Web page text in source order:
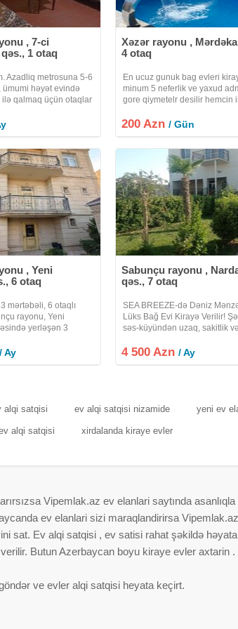
, 7-ci
1 otaq
Azadliq metrosuna 5-6
ümumi həyət evində
ilə qalmaq üçün otaqlar
qalir) Qaz, su, işiq
Xəzər rayonu ,
4 otaq
En ucuz gunuk bag evleri
minum 5 neferlik ve yaxud
gore qiymetelr desilir hemcin
olunur hefde sonlarda
200 Azn/ Gün
, Yeni
6 otaq
mərtəbəli, 6 otaqlı
rayonu, Yeni
yerləşən 3
kirayə verilir. Aylıq
/ Ay
Sabunçu rayonu ,
qəs., 7 otaq
SEA BREEZE-də Dəniz
Lüks Bağ Evi Kirayə Verilir!
səs-küyündən uzaq, sakitlik və
ideal seçim! Sea Breeze, 10-cu
4 500 Azn/ Ay
alqi satqisi ev alqi satqisi nizamide yeni ev
alqi satqisi xirdalanda kiraye evler
Vipemlak.az ev elanlari saytında asanlıqla
ev elanlari sizi maraqlandirirsa Vipemlak.az
sat. Ev alqi satqisi , ev satisi rahat şəkildə
Butun Azerbaycan boyu kiraye evler axtarin
ve evler alqi satqisi heyata keçirt.